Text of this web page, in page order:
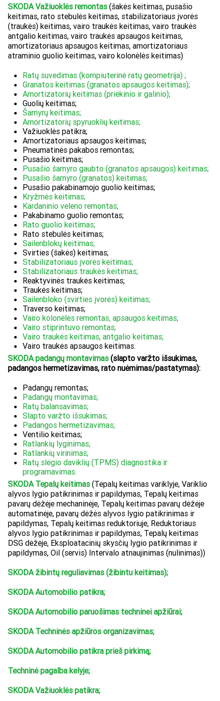
SKODA Važiuoklės remontas(šakės keitimas, pusašio
keitimas, rato stebulės keitimas, stabilizatoriaus įvorės
(traukės) keitimas, vairo traukės keitimas, vairo traukės
antgalio keitimas, vairo traukės apsaugos keitimas,
amortizatoriaus apsaugos keitimas, amortizatoriaus
atraminio guolio keitimas, vairo kolonėlės keitimas)
Ratų suvedimas (kompiuterinė ratų geometrija) ;
Granatos keitimas (granatos apsaugos keitimas);
Amortizatorių keitimas (priekinio ir galinio);
Guolių keitimas;
Šarnyrų keitimas;
Amortizatorių spyruoklių keitimas;
Važiuoklės patikra;
Amortizatoriaus apsaugos keitimas;
Pneumatinės pakabos remontas;
Pusašio keitimas;
Pusašio šarnyro gaubto (granatos apsaugos) keitimas;
Pusašio šarnyro (granatos) keitimas;
Pusašio pakabinamojo guolio keitimas;
Kryžmės keitimas;
Kardaninio veleno remontas;
Pakabinamo guolio remontas;
Rato guolio keitimas;
Rato stebulės keitimas;
Sailenblokų keitimas;
Svirties (šakės) keitimas;
Stabilizatoriaus įvorės keitimas;
Stabilizatoriaus traukės keitimas;
Reaktyvinės traukės keitimas;
Traukės keitimas;
Sailenbloko (svirties įvorės) keitimas;
Traverso keitimas;
Vairo kolonėlės remontas, apsaugos keitimas;
Vairo stiprintuvo remontas;
Vairo traukės keitimas, antgalio keitimas;
Vairo traukės apsaugos keitimas.
SKODA padangų montavimas(slapto varžto išsukimas,
padangos hermetizavimas, rato nuėmimas/pastatymas):
Padangų remontas;
Padangų montavimas;
Ratų balansavimas;
Slapto varžto išsukimas;
Padangos hermetizavimas;
Ventilio keitimas;
Ratlankių lyginimas;
Ratlankių virinimas;
Ratų slėgio daviklių (TPMS) diagnostika ir
programavimas.
SKODA Tepalų keitimas(Tepalų keitimas variklyje, Variklio
alyvos lygio patikrinimas ir papildymas, Tepalų keitimas
pavarų dėžėje mechaninėje, Tepalų keitimas pavarų dėžėje
automatinėje, pavarų dėžės alyvos lygio patikrinimas ir
papildymas, Tepalų keitimas reduktoriuje, Reduktoriaus
alyvos lygio patikrinimas ir papildymas, Tepalų keitimas
DSG dėžėje, Eksploatacinių skysčių lygio patikrinimas ir
papildymas, Oil (servis) Intervalo atnaujinimas (nulinimas))
SKODA žibintų reguliavimas (žibintu keitimas);
SKODA Automobilio patikra;
SKODA Automobilio paruošimas techninei apžiūrai;
SKODA Techninės apžiūros organizavimas;
SKODA Automobilio patikra prieš pirkimą;
Techninė pagalba kelyje;
SKODA Važiuoklės patikra;